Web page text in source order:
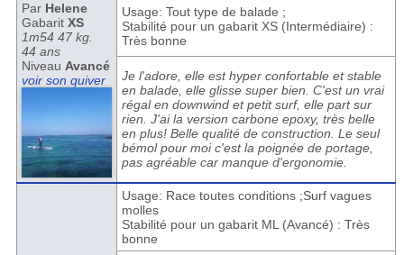
Par Helene
Gabarit XS
1m54 47 kg.
44 ans
Niveau Avancé
voir son quiver
Usage: Tout type de balade ;
Stabilité pour un gabarit XS (Intermédiaire) :
Très bonne
Je l'adore, elle est hyper confortable et stable
en balade, elle glisse super bien. C'est un vrai
régal en downwind et petit surf, elle part sur
rien. J'ai la version carbone epoxy, très belle
en plus! Belle qualité de construction. Le seul
bémol pour moi c'est la poignée de portage,
pas agréable car manque d'ergonomie.
Usage: Race toutes conditions ;Surf vagues
molles
Stabilité pour un gabarit ML (Avancé) : Très
bonne